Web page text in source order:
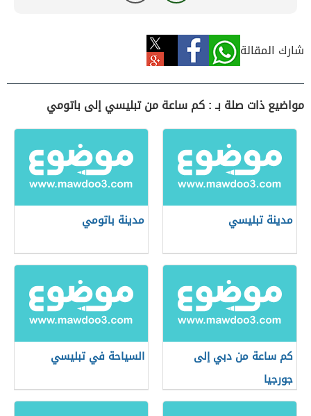
شارك المقالة
مواضيع ذات صلة بـ : كم ساعة من تبليسي إلى باتومي
مدينة تبليسي مدينة باتومي
كم ساعة من دبي إلى
جورجيا
السياحة في تبليسي